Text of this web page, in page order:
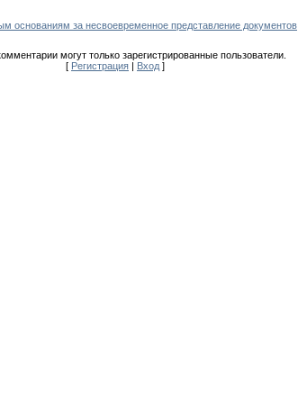
за несвоевременное представление документов
могут только зарегистрированные пользователи.
[ Регистрация | Вход ]